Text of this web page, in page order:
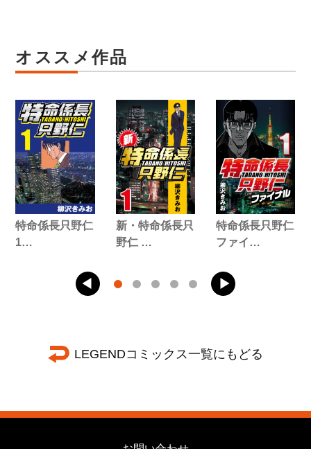
オススメ作品
特命係長只野仁
1…
新・特命係長只
野仁 …
特命係長只野仁
ファイ…
LEGENDコミックス一覧にもどる